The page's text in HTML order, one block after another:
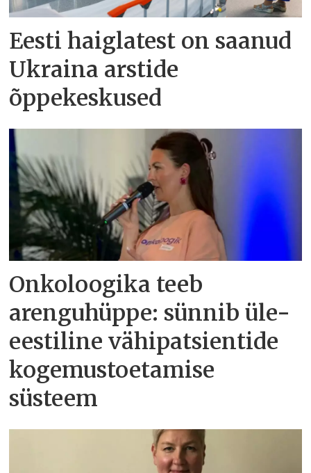
Eesti haiglatest on saanud
Ukraina arstide
õppekeskused
Onkoloogika teeb
arenguhüppe: sünnib üle-
eestiline vähipatsientide
kogemustoetamise
süsteem